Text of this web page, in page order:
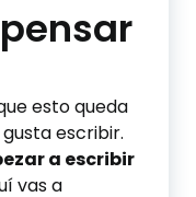
esto queda
escribir.
a escribir
vas a